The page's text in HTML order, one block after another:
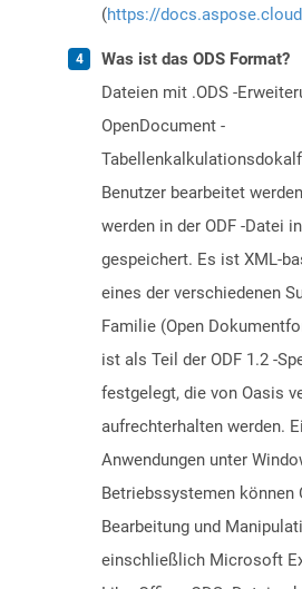
(https://
Was ist das ODS Format?
Dateien mit .ODS -
OpenDocument -
Benutzer bearbeitet
werden in der ODF -Datei
gespeichert. Es ist XML-
eines der verschiedenen
Familie (Open
ist als Teil der ODF 1.2 -
festgelegt, die von Oasis
aufrechterhalten werden.
Anwendungen unter
Betriebssystemen können
Bearbeitung und
einschließlich Microsoft